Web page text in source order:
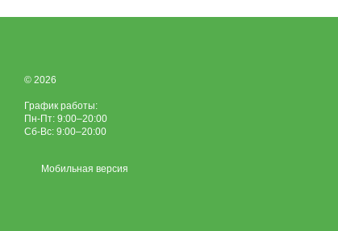
© 2026
График работы:
Пн-Пт: 9:00–20:00
Сб-Вс: 9:00–20:00
Мобильная версия